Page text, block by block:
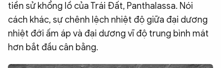
tiền sử khổng lồ của Trái Đất, Panthalassa. Nói
cách khác, sự chênh lệch nhiệt độ giữa đại dương
nhiệt đới ấm áp và đại dương vĩ độ trung bình mát
hơn bắt đầu cân bằng.